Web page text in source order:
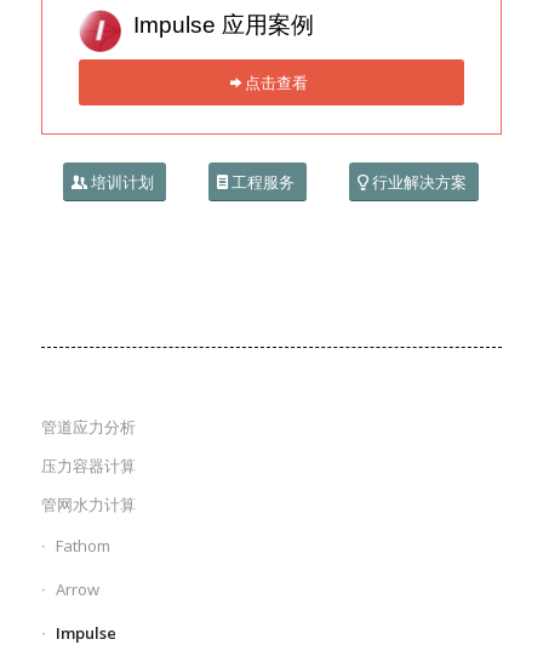
Impulse 应用案例
点击查看
培训计划 工程服务 行业解决方案
管道应力分析
压力容器计算
管网水力计算
Fathom
Arrow
Impulse